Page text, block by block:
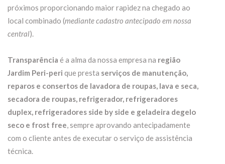
próximos proporcionando maior rapidez na chegado ao
local combinado (mediante cadastro antecipado em nossa
central).
Transparência é a alma da nossa empresa na região
Jardim Peri-peri que presta serviços de manutenção,
reparos e consertos de lavadora de roupas, lava e seca,
secadora de roupas, refrigerador, refrigeradores
duplex, refrigeradores side by side e geladeira degelo
seco e frost free, sempre aprovando antecipadamente
com o cliente antes de executar o serviço de assistência
técnica.